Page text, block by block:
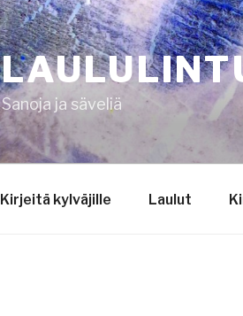
Sanoja ja säveliä
Kirjeitä kylväjille Laulut